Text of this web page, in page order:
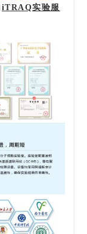
iTRAQ实验服